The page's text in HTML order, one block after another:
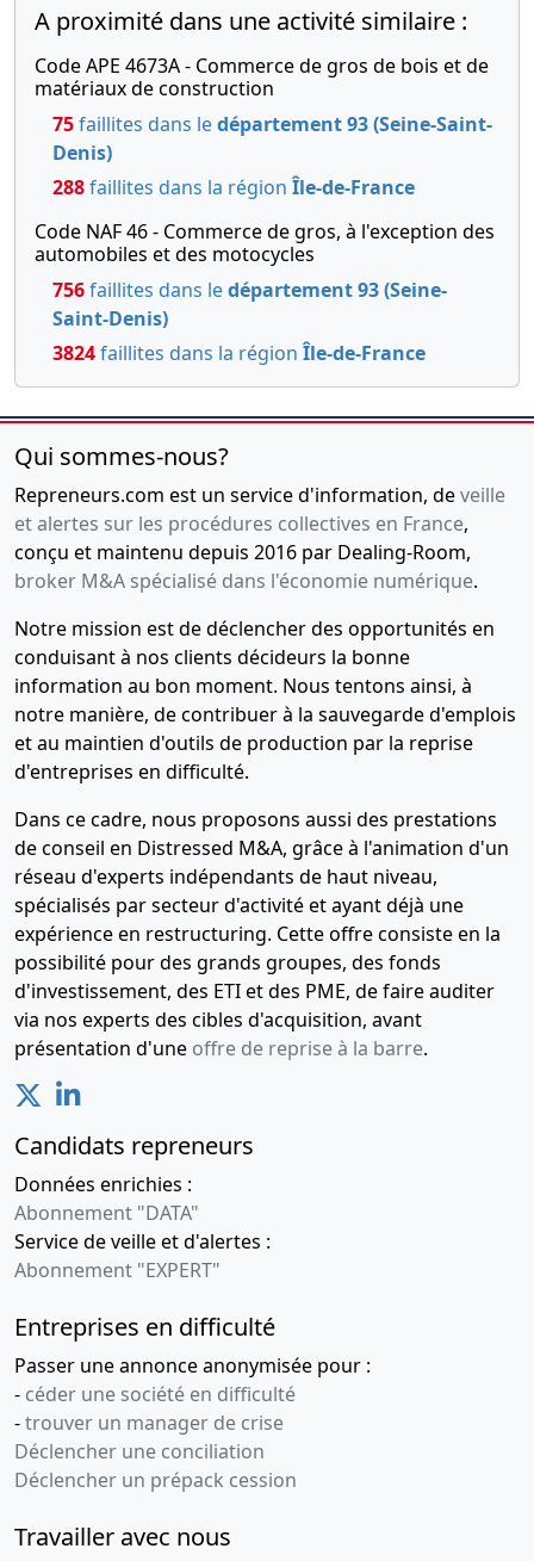
A proximité dans une activité similaire :
Code APE 4673A - Commerce de gros de bois et de
matériaux de construction
75faillites dans ledépartement 93 (Seine-Saint-
Denis)
288faillites dans la région Île-de-France
Code NAF 46 - Commerce de gros, à l'exception des
automobiles et des motocycles
756faillites dans ledépartement 93 (Seine-
Saint-Denis)
3824faillites dans la région Île-de-France
Qui sommes-nous?
Repreneurs.com est un service d'information, deveille
et alertes sur les procédures collectives en France,
conçu et maintenu depuis 2016 par Dealing-Room,
broker M&A spécialisé dans l'économie numérique.
Notre mission est de déclencher des opportunités en
conduisant à nos clients décideurs la bonne
information au bon moment. Nous tentons ainsi, à
notre manière, de contribuer à la sauvegarde d'emplois
et au maintien d'outils de production par la reprise
d'entreprises en difficulté.
Dans ce cadre, nous proposons aussi des prestations
de conseil en Distressed M&A, grâce à l'animation d'un
réseau d'experts indépendants de haut niveau,
spécialisés par secteur d'activité et ayant déjà une
expérience en restructuring. Cette offre consiste en la
possibilité pour des grands groupes, des fonds
d'investissement, des ETI et des PME, de faire auditer
via nos experts des cibles d'acquisition, avant
présentation d'une offre de reprise à la barre.
Candidats repreneurs
Données enrichies :
Abonnement "DATA"
Service de veille et d'alertes :
Abonnement "EXPERT"
Entreprises en difficulté
Passer une annonce anonymisée pour :
- céder une société en difficulté
-trouver un manager de crise
Déclencher une conciliation
Déclencher un prépack cession
Travailler avec nous